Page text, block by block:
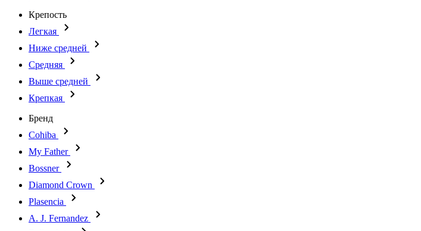
Крепость
Легкая
Ниже средней
Средняя
Выше средней
Крепкая
Бренд
Cohiba
My Father
Bossner
Diamond Crown
Plasencia
A. J. Fernandez